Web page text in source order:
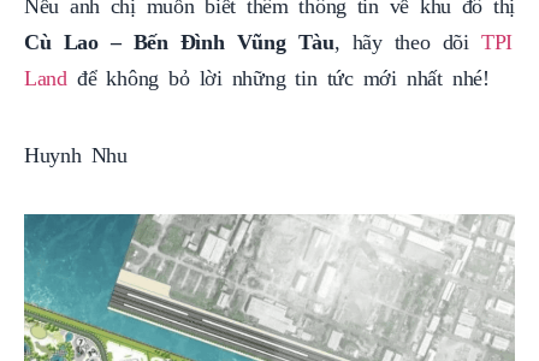
Nếu anh chị muốn biết thêm thông tin về khu đô thị
Cù Lao – Bến Đình Vũng Tàu, hãy theo dõi TPI
Land để không bỏ lời những tin tức mới nhất nhé!
Huynh Nhu